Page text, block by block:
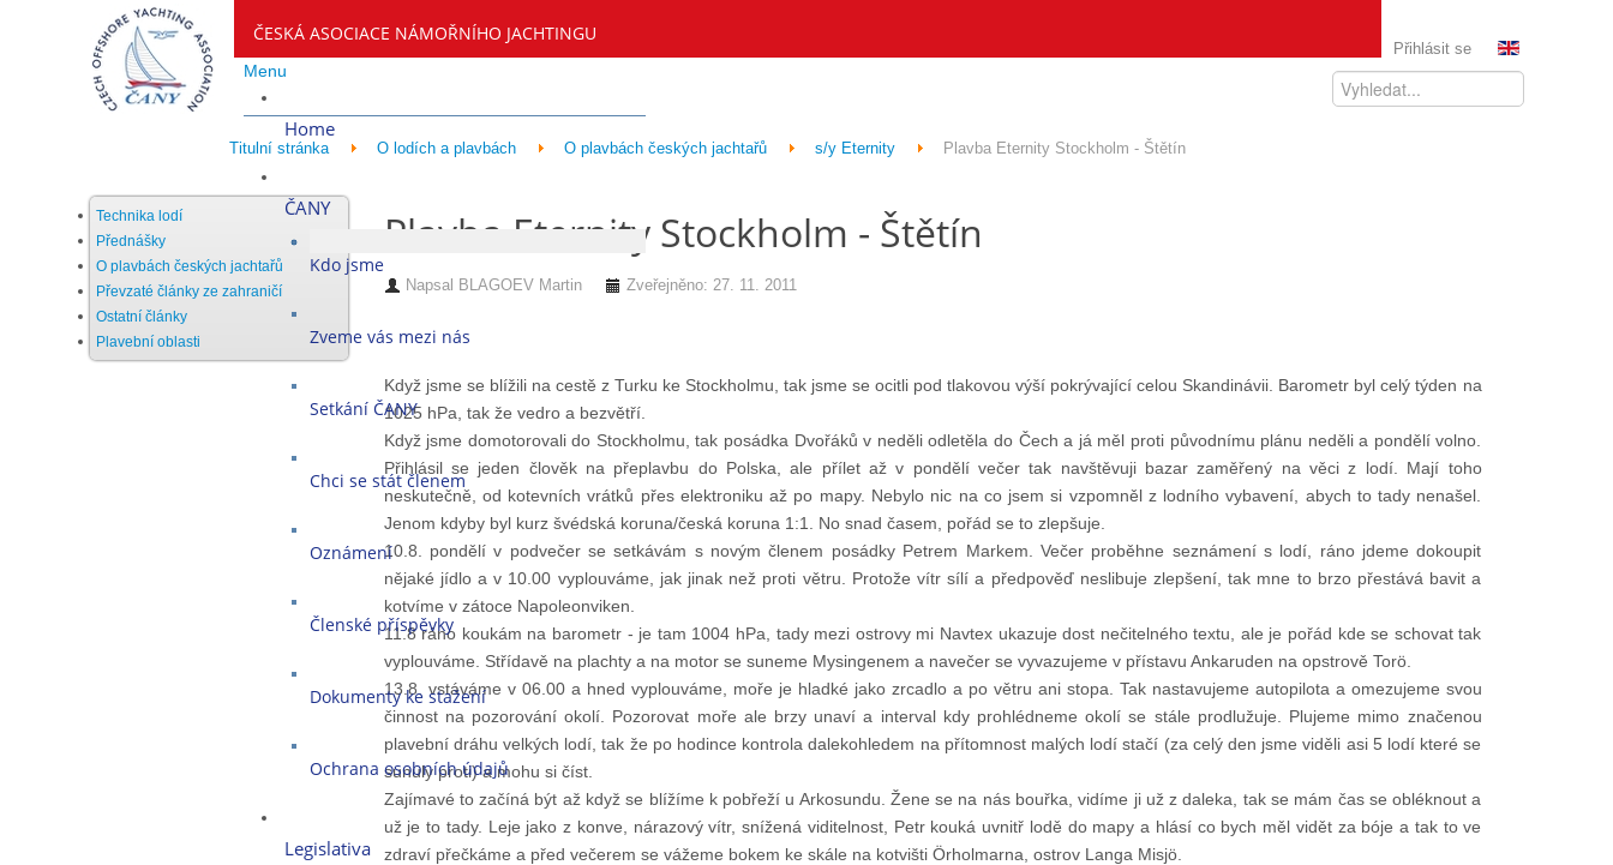
ČESKÁ ASOCIACE NÁMOŘNÍHO JACHTINGU
Přihlásit se
Menu
Home
ČANY
Kdo jsme
Zveme vás mezi nás
Setkání ČANY
Chci se stát členem
Oznámení
Členské příspěvky
Dokumenty ke stažení
Ochrana osobních údajů
Legislativa
Titulní stránka O lodích a plavbách O plavbách českých jachtařů s/y Eternity Plavba Eternity Stockholm - Štětín
Technika lodí
Přednášky
O plavbách českých jachtařů
Převzaté články ze zahraničí
Ostatní články
Plavební oblasti
Plavba Eternity Stockholm - Štětín
Napsal BLAGOEV Martin Zveřejněno: 27. 11. 2011
Když jsme se blížili na cestě z Turku ke Stockholmu, tak jsme se ocitli pod tlakovou výší pokrývající celou Skandinávii. Barometr byl celý týden na
1025 hPa, tak že vedro a bezvětří.
Když jsme domotorovali do Stockholmu, tak posádka Dvořáků v neděli odletěla do Čech a já měl proti původnímu plánu neděli a pondělí volno.
Přihlásil se jeden člověk na přeplavbu do Polska, ale přílet až v pondělí večer tak navštěvuji bazar zaměřený na věci z lodí. Mají toho
neskutečně, od kotevních vrátků přes elektroniku až po mapy. Nebylo nic na co jsem si vzpomněl z lodního vybavení, abych to tady nenašel.
Jenom kdyby byl kurz švédská koruna/česká koruna 1:1. No snad časem, pořád se to zlepšuje.
10.8. pondělí v podvečer se setkávám s novým členem posádky Petrem Markem. Večer proběhne seznámení s lodí, ráno jdeme dokoupit
nějaké jídlo a v 10.00 vyplouváme, jak jinak než proti větru. Protože vítr sílí a předpověď neslibuje zlepšení, tak mne to brzo přestává bavit a
kotvíme v zátoce Napoleonviken.
11.8 ráno koukám na barometr - je tam 1004 hPa, tady mezi ostrovy mi Navtex ukazuje dost nečitelného textu, ale je pořád kde se schovat tak
vyplouváme. Střídavě na plachty a na motor se suneme Mysingenem a navečer se vyvazujeme v přístavu Ankaruden na opstrově Torö.
13.8. vstáváme v 06.00 a hned vyplouváme, moře je hladké jako zrcadlo a po větru ani stopa. Tak nastavujeme autopilota a omezujeme svou
činnost na pozorování okolí. Pozorovat moře ale brzy unaví a interval kdy prohlédneme okolí se stále prodlužuje. Plujeme mimo značenou
plavební dráhu velkých lodí, tak že po hodince kontrola dalekohledem na přítomnost malých lodí stačí (za celý den jsme viděli asi 5 lodí které se
sunuly proti) a mohu si číst.
Zajímavé to začíná být až když se blížíme k pobřeží u Arkosundu. Žene se na nás bouřka, vidíme ji už z daleka, tak se mám čas se obléknout a
už je to tady. Leje jako z konve, nárazový vítr, snížená viditelnost, Petr kouká uvnitř lodě do mapy a hlásí co bych měl vidět za bóje a tak to ve
zdraví přečkáme a před večerem se vážeme bokem ke skále na kotvišti Örholmarna, ostrov Langa Misjö.